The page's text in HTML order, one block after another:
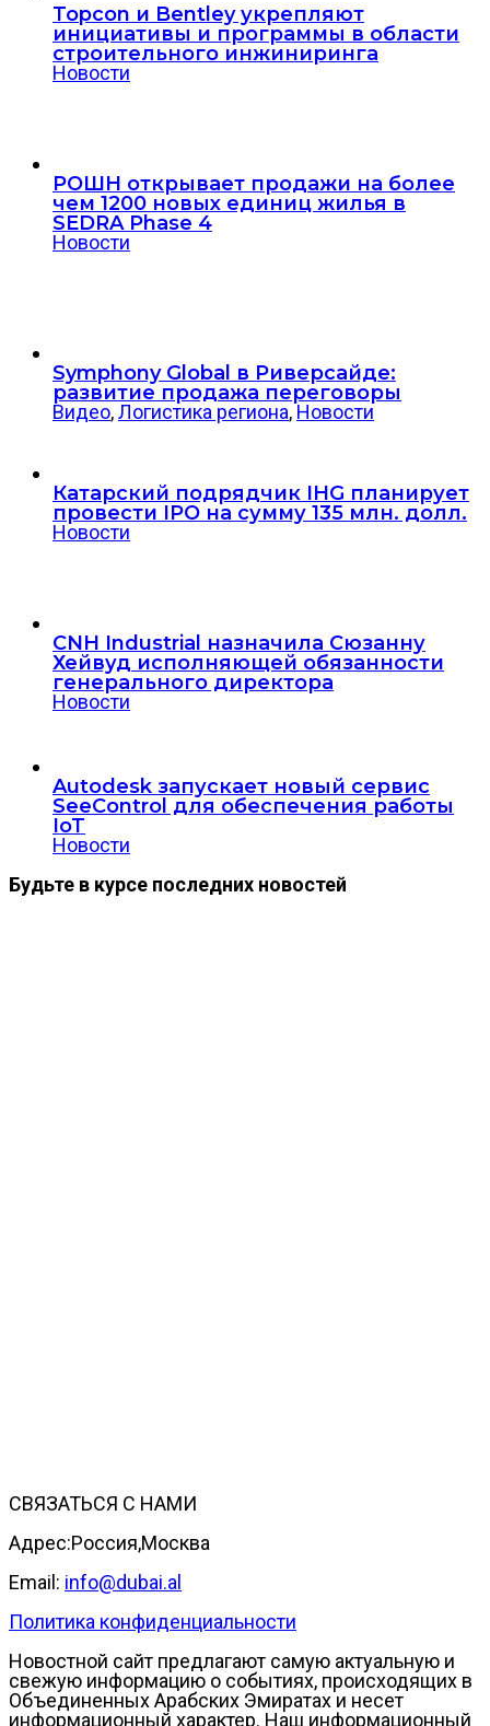
Topcon и Bentley укрепляют
инициативы и программы в области
строительного инжиниринга
Новости
РОШН открывает продажи на более
чем 1200 новых единиц жилья в
SEDRA Phase 4
Новости
Symphony Global в Риверсайде:
развитие продажа переговоры
Видео,Логистика региона, Новости
Катарский подрядчик IHG планирует
провести IPO на сумму 135 млн. долл.
Новости
CNH Industrial назначила Сюзанну
Хейвуд исполняющей обязанности
генерального директора
Новости
Autodesk запускает новый сервис
SeeControl для обеспечения работы
IoT
Новости
Будьте в курсе последних новостей
СВЯЗАТЬСЯ С НАМИ
Адрес:Россия,Москва
Email: info@dubai.al
Политика конфиденциальности
Новостной сайт предлагают самую актуальную и
свежую информацию о событиях, происходящих в
Объединенных Арабских Эмиратах и несет
информационный характер. Наш информационный